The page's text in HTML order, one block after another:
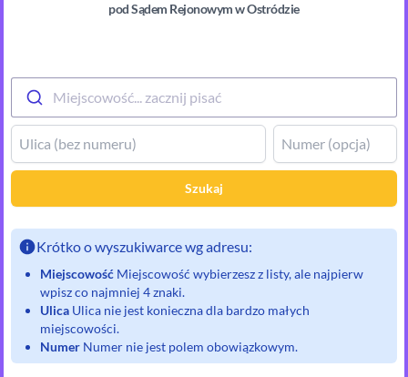
pod Sądem Rejonowymw Ostródzie
Miejscowość... zacznij pisać
Szukaj
Krótko o wyszukiwarce wg adresu:
Miejscowość Miejscowość wybierzesz z listy, ale najpierw
wpisz co najmniej 4 znaki.
Ulica Ulica nie jest konieczna dla bardzo małych
miejscowości.
Numer Numer nie jest polem obowiązkowym.